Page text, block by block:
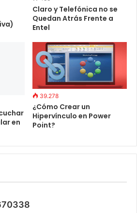
Claro y Telefónica no se
Quedan Atrás Frente a
Entel
en
39.278
¿Cómo Crear un
Hipervínculo en Power
Point?